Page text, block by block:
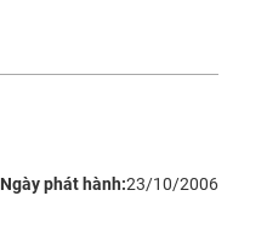
Ngày phát hành:23/10/2006